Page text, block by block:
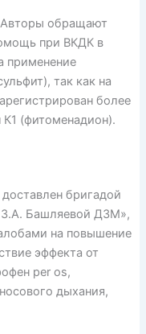
Авторы обращают
при ВКДК в
применение
так как на
более
(фитоменадион).
бригадой
Башляевой ДЗМ»,
на повышение
эффекта от
per os,
дыхания,